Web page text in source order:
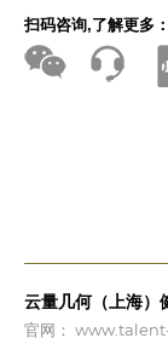
扫码咨询,了解更多：
云量几何（上海）
官网：